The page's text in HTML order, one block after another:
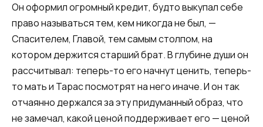
Он оформил огромный кредит, будто выкупал себе
право называться тем, кем никогда не был, —
Спасителем, Главой, тем самым столпом, на
котором держится старший брат. В глубине души он
рассчитывал: теперь-то его начнут ценить, теперь-
то мать и Тарас посмотрят на него иначе. И он так
отчаянно держался за эту придуманный образ, что
не замечал, какой ценой поддерживает его — ценой